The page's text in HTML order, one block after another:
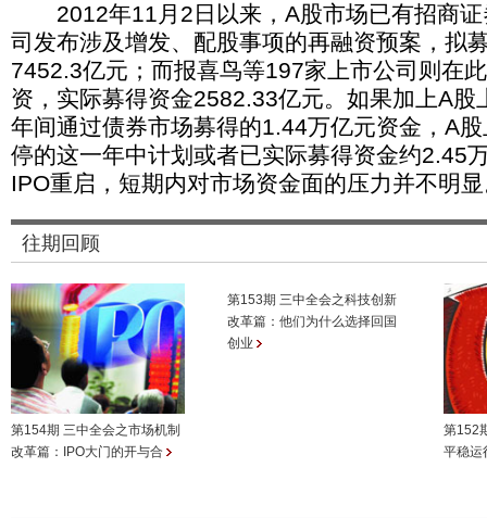
2012年11月2日以来，A股市场已有招商证
司发布涉及增发、配股事项的再融资预案，拟
7452.3亿元；而报喜鸟等197家上市公司则在
资，实际募得资金2582.33亿元。如果加上A股
年间通过债券市场募得的1.44万亿元资金，A
停的这一年中计划或者已实际募得资金约2.45
IPO重启，短期内对市场资金面的压力并不明
往期回顾
第154期 三中全会之市场机制
改革篇：IPO大门的开与合
第153期 三中全会之科技创新
改革篇：他们为什么选择回国
创业
第152
平稳